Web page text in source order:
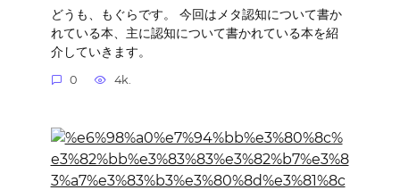
どうも、もぐらです。 今回はメタ認知について書か
れている本、主に認知について書かれている本を紹
介していきます。
0 4k.